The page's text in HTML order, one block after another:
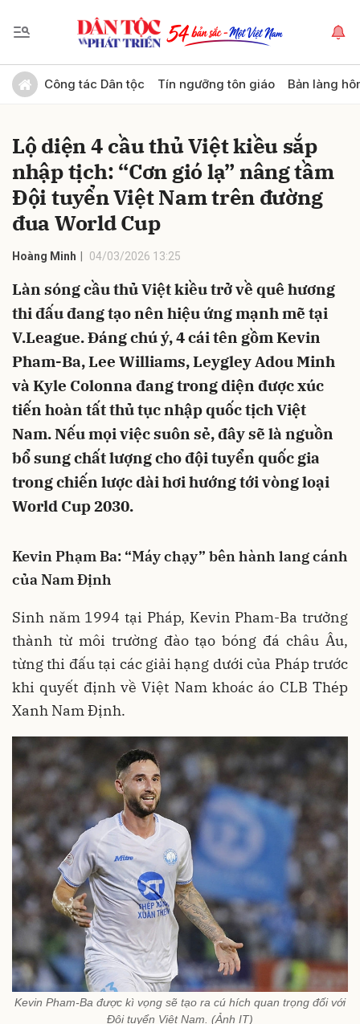
Công tác Dân tộc Tín ngưỡng tôn giáo Bản làng
Lộ diện 4 cầu thủ Việt kiều sắp
nhập tịch: “Cơn gió lạ” nâng tầm
Đội tuyển Việt Nam trên đường
đua World Cup
Hoàng Minh 04/03/2026 13:25
Làn sóng cầu thủ Việt kiều trở về quê hương
thi đấu đang tạo nên hiệu ứng mạnh mẽ tại
V.League. Đáng chú ý, 4 cái tên gồm Kevin
Pham-Ba, Lee Williams, Leygley Adou Minh
và Kyle Colonna đang trong diện được xúc
tiến hoàn tất thủ tục nhập quốc tịch Việt
Nam. Nếu mọi việc suôn sẻ, đây sẽ là nguồn
bổ sung chất lượng cho đội tuyển quốc gia
trong chiến lược dài hơi hướng tới vòng loại
World Cup 2030.
Kevin Phạm Ba: “Máy chạy” bên hành lang cánh
của Nam Định
Sinh năm 1994 tại Pháp, Kevin Pham-Ba trưởng
thành từ môi trường đào tạo bóng đá châu Âu,
từng thi đấu tại các giải hạng dưới của Pháp trước
khi quyết định về Việt Nam khoác áo CLB Thép
Xanh Nam Định.
Kevin Pham-Ba được kì vọng sẽ tạo ra cú hích quan trọng đối với
Đội tuyển Việt Nam. (Ảnh IT)
Gửi bình luận